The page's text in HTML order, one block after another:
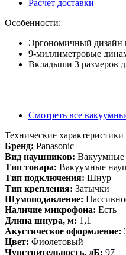
Расчет доставки
Особенности:
Эргономичный дизайн
9-миллиметровые
Вкладыши 3 размеров
Смотреть все
Технические характеристики
Бренд: Panasonic
Вид наушников: Вакуумные
Тип товара: Вакуумные
Тип подключения: Шнур
Тип крепления: Затычки
Шумоподавление:
Наличие микрофона: Есть
Длина шнура, м: 1,1
Акустическое оформление:
Цвет: Фиолетовый
Чувствительность, дБ: 97